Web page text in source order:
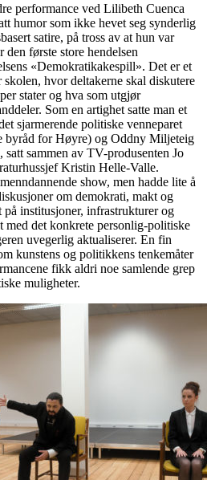
performance ved Lilibeth Cuenca
humor som ikke hevet seg synderlig
satire, på tross av at hun var
første store hendelsen
«Demokratikakespill». Det er et
hvor deltakerne skal diskutere
stater og hva som utgjør
Som en artighet satte man et
sjarmerende politiske venneparet
byråd for Høyre) og Oddny Miljeteig
sammen av TV-produsenten Jo
Kristin Helle-Valle.
show, men hadde lite å
om demokrati, makt og
institusjoner, infrastrukturer og
det konkrete personlig-politiske
uvegerlig aktualiserer. En fin
kunstens og politikkens tenkemåter
fikk aldri noe samlende grep
muligheter.